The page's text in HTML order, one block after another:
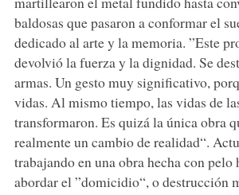
baldosas que pasaron a conformar el
dedicado al arte y la memoria. ”Este
devolvió la fuerza y la dignidad. Se
armas. Un gesto muy significativo,
vidas. Al mismo tiempo, las vidas de
transformaron. Es quizá la única obra
realmente un cambio de realidad“.
trabajando en una obra hecha con pelo
abordar el ”domicidio“, o destrucción